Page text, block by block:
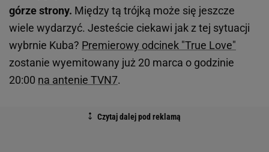
górze strony. Między tą trójką może się jeszcze
wiele wydarzyć. Jesteście ciekawi jak z tej sytuacji
wybrnie Kuba? Premierowy odcinek "True Love"
zostanie wyemitowany już 20 marca o godzinie
20:00 na antenie TVN7.